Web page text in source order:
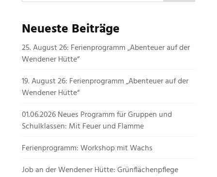
Neueste Beiträge
25. August 26: Ferienprogramm „Abenteuer auf der
Wendener Hütte“
19. August 26: Ferienprogramm „Abenteuer auf der
Wendener Hütte“
01.06.2026 Neues Programm für Gruppen und
Schulklassen: Mit Feuer und Flamme
Ferienprogramm: Workshop mit Wachs
Job an der Wendener Hütte: Grünflächenpflege